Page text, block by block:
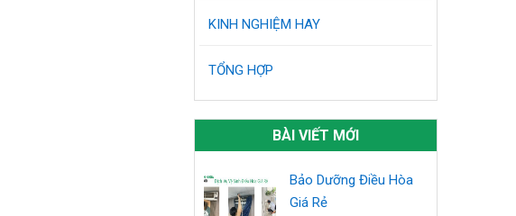
KINH NGHIỆM HAY
TỔNG HỢP
BÀI VIẾT MỚI
Bảo Dưỡng Điều Hòa
Giá Rẻ